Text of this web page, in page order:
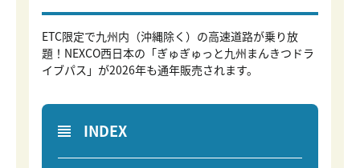
ETC限定で九州内（沖縄除く）の高速道路が乗り放
題！NEXCO西日本の「ぎゅぎゅっと九州まんきつドラ
イブパス」が2026年も通年販売されます。
INDEX